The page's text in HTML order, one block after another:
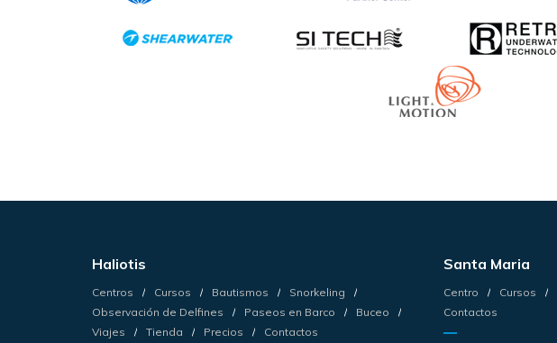
Haliotis
Centros Cursos Bautismos
Snorkeling
Observación de Delfines
Paseos en Barco
Buceo
Viajes
Tienda Precios Contactos
Santa Maria
Centro Cursos
Contactos